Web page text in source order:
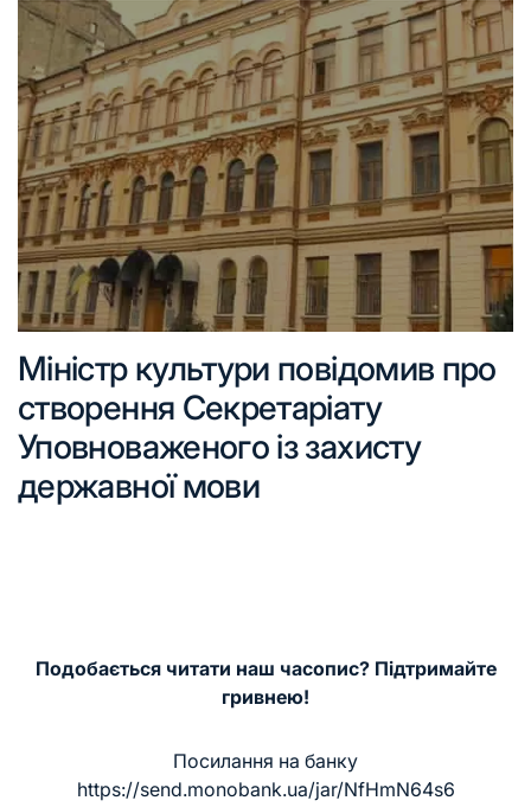
Міністр культури повідомив про
створення Секретаріату
Уповноваженого із захисту
державної мови
Подобається читати наш часопис? Підтримайте
гривнею!
Посилання на банку
https://send.monobank.ua/jar/NfHmN64s6